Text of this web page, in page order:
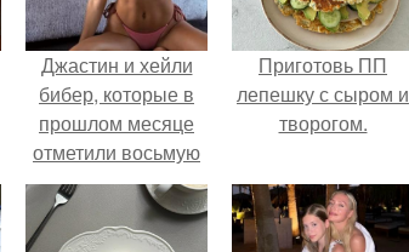
Джастин и хейли
бибер, которые в
прошлом месяце
отметили восьмую
годовщину
помолвки, показали
новые фото с
Приготовь ПП
лепешку с сыром и
творогом.